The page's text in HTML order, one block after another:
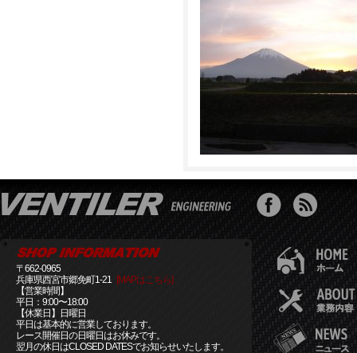
〒662-0965
兵庫県西宮市郷免町1-21 [MAPはこちら]
【営業時間】
平日：9:00〜18:00
【休業日】日曜日
平日は基本的に営業しております。
レース開催日の日曜日はお休みです。
翌月の休日はCLOSED DATESでお知らせいたします。